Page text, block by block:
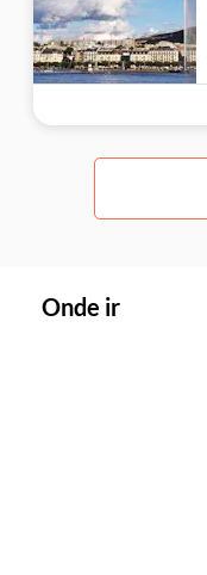
Onde ir